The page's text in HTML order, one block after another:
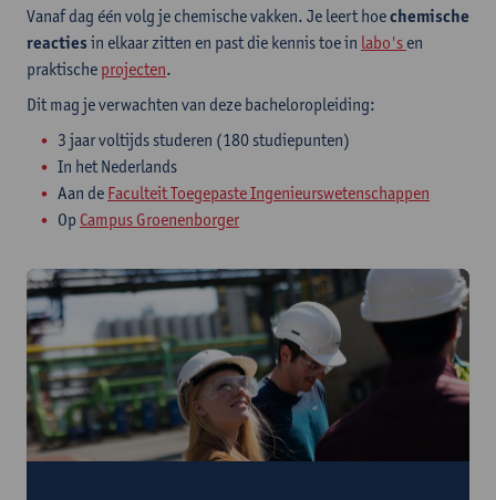
Vanaf dag één volg je chemische vakken. Je leert hoechemische
reactiesin elkaar zitten en past die kennis toe in labo's en
praktische projecten.
Dit mag je verwachten van deze bacheloropleiding:
3 jaar voltijds studeren (180 studiepunten)
In het Nederlands
Aan de Faculteit Toegepaste Ingenieurswetenschappen
Op Campus Groenenborger